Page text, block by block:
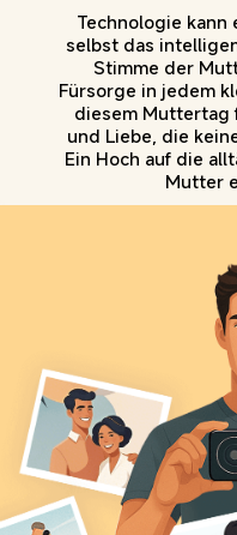
Technologie
selbst das
Stimme der
Fürsorge in jedem
diesem Muttertag
und Liebe, die
Ein Hoch auf die
Mutter